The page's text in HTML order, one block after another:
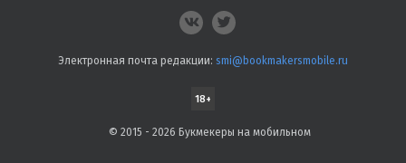
Электронная почта редакции: smi@bookmakersmobile.ru
18+
© 2015 - 2026 Букмекеры на мобильном